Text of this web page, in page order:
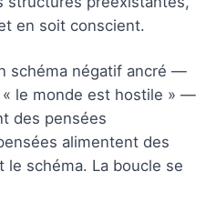
en soit conscient.
schéma négatif ancré —
le monde est hostile » —
des pensées
alimentent des
schéma. La boucle se